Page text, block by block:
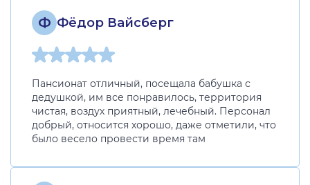
Ф Фёдор Вайсберг
Пансионат отличный, посещала бабушка с
дедушкой, им все понравилось, территория
чистая, воздух приятный, лечебный. Персонал
добрый, относится хорошо, даже отметили, что
было весело провести время там